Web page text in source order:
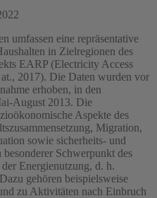
umfassen eine repräsentative
in Zielregionen des
EARP (Electricity Access
2017). Die Daten wurden vor
erhoben, in den
August 2013. Die
Aspekte des
Migration,
sowie sicherheits- und
Schwerpunkt des
Energienutzung, d. h.
gehören beispielsweise
zu Aktivitäten nach Einbruch